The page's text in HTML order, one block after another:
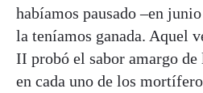
habíamos pausado –en
la teníamos ganada. Aquel
II probó el sabor amargo
en cada uno de los